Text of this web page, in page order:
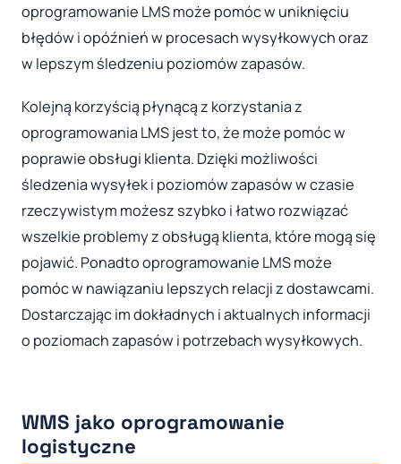
oprogramowanie LMS może pomóc w uniknięciu
błędów i opóźnień w procesach wysyłkowych oraz
w lepszym śledzeniu poziomów zapasów.
Kolejną korzyścią płynącą z korzystania z
oprogramowania LMS jest to, że może pomóc w
poprawie obsługi klienta. Dzięki możliwości
śledzenia wysyłek i poziomów zapasów w czasie
rzeczywistym możesz szybko i łatwo rozwiązać
wszelkie problemy z obsługą klienta, które mogą się
pojawić. Ponadto oprogramowanie LMS może
pomóc w nawiązaniu lepszych relacji z dostawcami.
Dostarczając im dokładnych i aktualnych informacji
o poziomach zapasów i potrzebach wysyłkowych.
WMS jako oprogramowanie
logistyczne